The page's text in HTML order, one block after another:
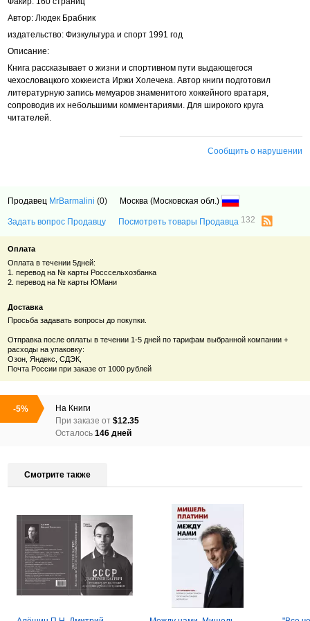
Автор: Людек Брабник
издательство: Физкультура и спорт 1991 год
Описание:
Книга рассказывает о жизни и спортивном пути выдающегося
чехословацкого хоккеиста Иржи Холечека. Автор книги подготовил
литературную запись мемуаров знаменитого хоккейного вратаря,
сопроводив их небольшими комментариями. Для широкого круга
читателей.
Сообщить о нарушении
Продавец MrBarmalini (0) Москва (Московская обл.)
Задать вопрос Продавцу Посмотреть товары Продавца 132
Оплата
Оплата в течении 5дней:
1. перевод на № карты Росссельхозбанка
2. перевод на № карты ЮМани
Доставка
Просьба задавать вопросы до покупки.
Отправка после оплаты в течении 1-5 дней по тарифам выбранной компании +
расходы на упаковку:
Озон, Яндекс, СДЭК,
Почта России при заказе от 1000 рублей
-5% На Книги
При заказе от $12.35
Осталось 146 дней
Смотрите также